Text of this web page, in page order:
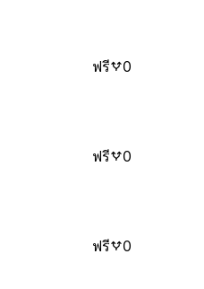
ฟรี 0
ฟรี 0
ฟรี 0